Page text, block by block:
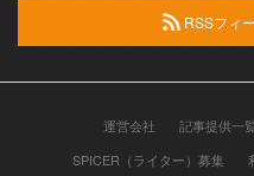
RSSフィ
運営会社 記事提供一
SPICER（ライター）募集